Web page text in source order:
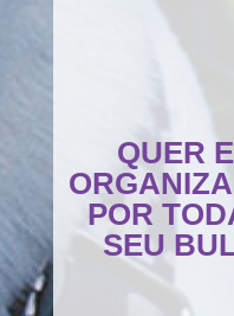
QUER
POR
SEU